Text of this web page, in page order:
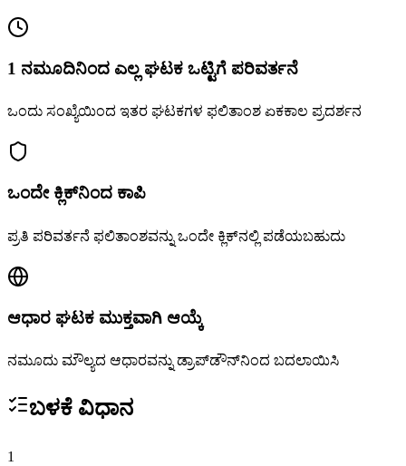
1 ನಮೂದಿನಿಂದ ಎಲ್ಲ ಘಟಕ ಒಟ್ಟಿಗೆ ಪರಿವರ್ತನೆ
ಒಂದು ಸಂಖ್ಯೆಯಿಂದ ಇತರ ಘಟಕಗಳ ಫಲಿತಾಂಶ ಏಕಕಾಲ ಪ್ರದರ್ಶನ
ಒಂದೇ ಕ್ಲಿಕ್‌ನಿಂದ ಕಾಪಿ
ಪ್ರತಿ ಪರಿವರ್ತನೆ ಫಲಿತಾಂಶವನ್ನು ಒಂದೇ ಕ್ಲಿಕ್‌ನಲ್ಲಿ ಪಡೆಯಬಹುದು
ಆಧಾರ ಘಟಕ ಮುಕ್ತವಾಗಿ ಆಯ್ಕೆ
ನಮೂದು ಮೌಲ್ಯದ ಆಧಾರವನ್ನು ಡ್ರಾಪ್‌ಡೌನ್‌ನಿಂದ ಬದಲಾಯಿಸಿ
ಬಳಕೆ ವಿಧಾನ
1